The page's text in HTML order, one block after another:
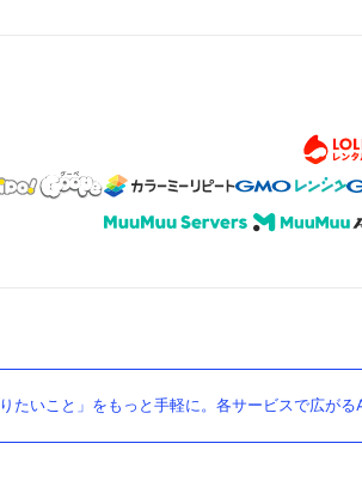
たいこと」をもっと手軽に。各サービスで広がる